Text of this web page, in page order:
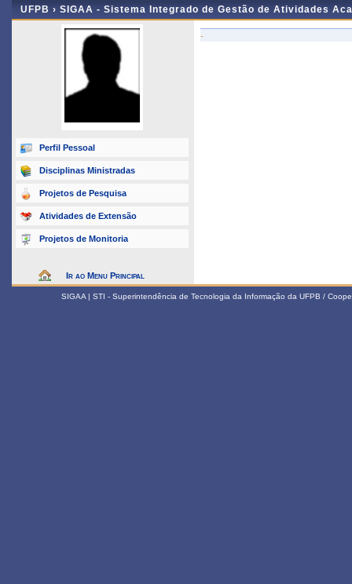
UFPB › SIGAA - Sistema Integrado de Gestão de Atividades
Perfil Pessoal
Disciplinas Ministradas
Projetos de Pesquisa
Atividades de Extensão
Projetos de Monitoria
Ir ao Menu Principal
-
SIGAA | STI - Superintendência de Tecnologia da Informação da UFPB /